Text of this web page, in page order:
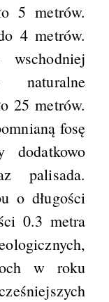
5 metrów.
4 metrów.
naturalne
25 metrów.
fosę
dodatkowo
palisada.
o długości
0.3 metra
w roku